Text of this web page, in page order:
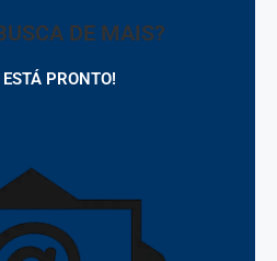
DE MAIS?
PRONTO!